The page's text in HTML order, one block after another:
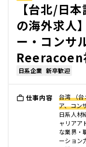
【台北/日
の海外求人
ー・コンサ
Reeracoen
日系企業 新卒歓迎
仕事内容
台湾 （
ア、コン
日系人材
ャリアア
な業界・
ーション